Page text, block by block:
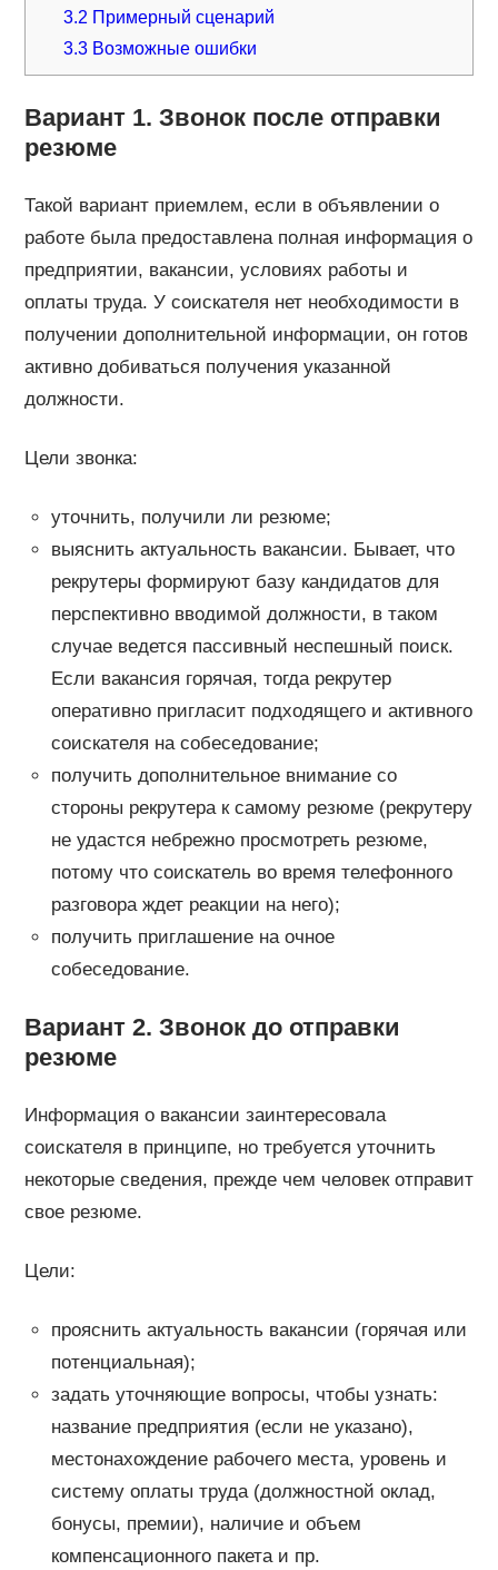
3.2 Примерный сценарий
3.3Возможные ошибки
Вариант 1. Звонок после отправки
резюме
Такой вариант приемлем, если в объявлении о
работе была предоставлена полная информация о
предприятии, вакансии, условиях работы и
оплаты труда. У соискателя нет необходимости в
получении дополнительной информации, он готов
активно добиваться получения указанной
должности.
Цели звонка:
уточнить, получили ли резюме;
выяснить актуальность вакансии. Бывает, что
рекрутеры формируют базу кандидатов для
перспективно вводимой должности, в таком
случае ведется пассивный неспешный поиск.
Если вакансия горячая, тогда рекрутер
оперативно пригласит подходящего и активного
соискателя на собеседование;
получить дополнительное внимание со
стороны рекрутера к самому резюме (рекрутеру
не удастся небрежно просмотреть резюме,
потому что соискатель во время телефонного
разговора ждет реакции на него);
получить приглашение на очное
собеседование.
Вариант 2. Звонок до отправки
резюме
Информация о вакансии заинтересовала
соискателя в принципе, но требуется уточнить
некоторые сведения, прежде чем человек отправит
свое резюме.
Цели:
прояснить актуальность вакансии (горячая или
потенциальная);
задать уточняющие вопросы, чтобы узнать:
название предприятия (если не указано),
местонахождение рабочего места, уровень и
систему оплаты труда (должностной оклад,
бонусы, премии), наличие и объем
компенсационного пакета и пр.